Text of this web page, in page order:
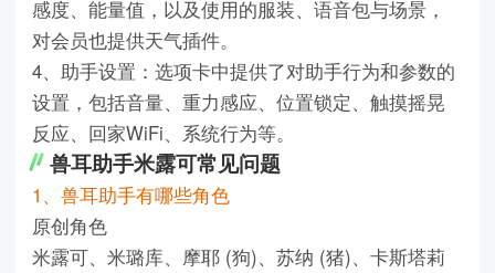
感度、能量值，以及使用的服装、语音包与场景，
对会员也提供天气插件。
4、助手设置：选项卡中提供了对助手行为和参数的
设置，包括音量、重力感应、位置锁定、触摸摇晃
反应、回家WiFi、系统行为等。
兽耳助手米露可常见问题
1、兽耳助手有哪些角色
原创角色
米露可、米璐库、摩耶 (狗)、苏纳 (猪)、卡斯塔莉